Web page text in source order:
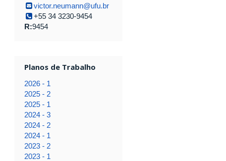
victor.neumann@ufu.br
+55 34 3230-9454
R:9454
Planos de Trabalho
2026 - 1
2025 - 2
2025 - 1
2024 - 3
2024 - 2
2024 - 1
2023 - 2
2023 - 1